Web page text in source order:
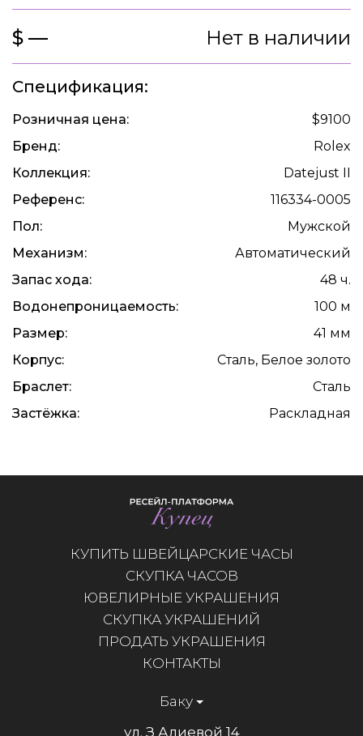
$ — Нет в наличии
Спецификация:
Розничная цена:
$9100
Бренд:
Rolex
Коллекция:
Datejust II
Референс:
116334-0005
Пол:
Мужской
Механизм:
Автоматический
Запас хода:
48 ч.
Водонепроницаемость:
100 м
Размер:
41 мм
Корпус:
Сталь, Белое золото
Браслет:
Сталь
Застёжка:
Раскладная
КУПИТЬ ШВЕЙЦАРСКИЕ ЧАСЫ
СКУПКА ЧАСОВ
ЮВЕЛИРНЫЕ УКРАШЕНИЯ
СКУПКА УКРАШЕНИЙ
ПРОДАТЬ УКРАШЕНИЯ
КОНТАКТЫ
Баку
ул. З Алиевой 14